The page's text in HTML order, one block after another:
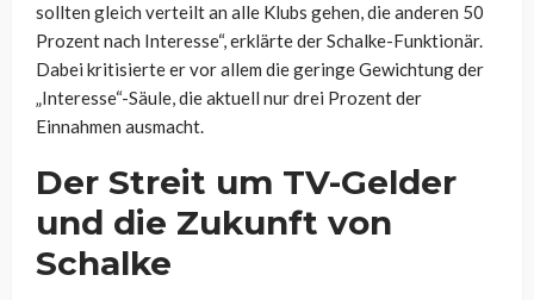
sollten gleich verteilt an alle Klubs gehen, die anderen 50
Prozent nach Interesse“, erklärte der Schalke-Funktionär.
Dabei kritisierte er vor allem die geringe Gewichtung der
„Interesse“-Säule, die aktuell nur drei Prozent der
Einnahmen ausmacht.
Der Streit um TV-Gelder
und die Zukunft von
Schalke